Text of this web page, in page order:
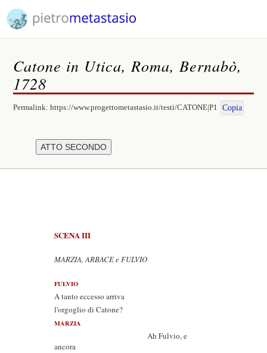
Catone in Utica, Roma, Bernabò,
1728
Permalink:https://www.progettometastasio.it/testi/CATONE|P1 Copia
SCENA III
MARZIA, ARBACE e FULVIO
FULVIO
A tanto eccesso arriva
l'orgoglio di Catone?
MARZIA
Ah Fulvio, e
ancora